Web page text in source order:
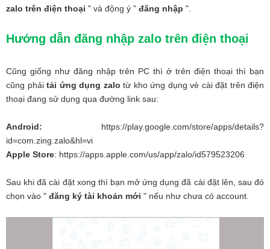
zalo trên điện thoại " và động ý " đăng nhập ".
Hướng dẫn đăng nhập zalo trên điện thoại
Cũng giống như đăng nhập trên PC thì ở trên điện thoại thì bạn
cũng phảitải ứng dụng zalo từ kho ứng dụng vè cài đặt trên điện
thoại đang sử dụng qua đường link sau:
Android: https://play.google.com/store/apps/details?
id=com.zing.zalo&hl=vi
Apple Store: https://apps.apple.com/us/app/zalo/id579523206
Sau khi đã cài đặt xong thì bạn mở ứng dụng đã cài đặt lên, sau đó
chọn vào " đăng ký tài khoản mới " nếu như chưa có account.